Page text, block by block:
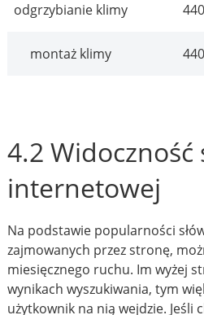
odgrzybianie klimy
montaż klimy
4.2
internetowej
Na podstawie popularności
zajmowanych przez stronę,
miesięcznego ruchu. Im wyżej
wynikach wyszukiwania, tym
użytkownik na nią wejdzie. Jeśli